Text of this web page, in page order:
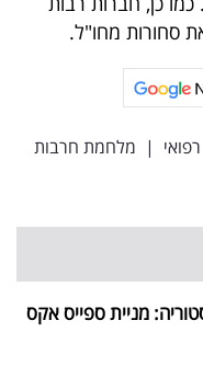
סחורות מחו"ל.
| מלחמת חרבות
מניית ספייס אקס